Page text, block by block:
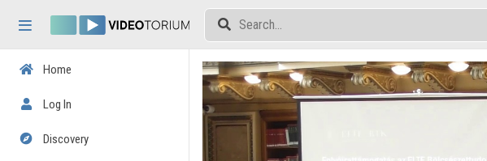
Home
Log In
Discovery